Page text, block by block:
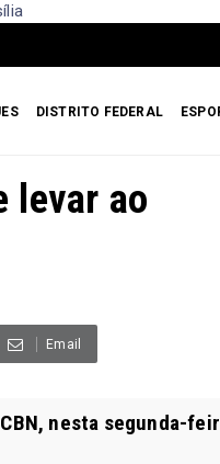
DISTRITO FEDERAL
levar ao
Email
nesta segunda-